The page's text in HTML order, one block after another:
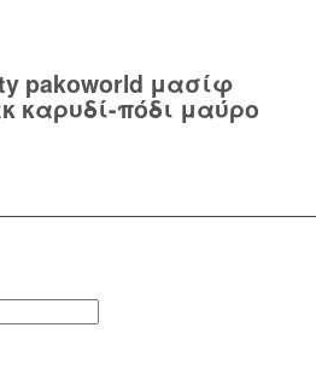
pakoworld μασίφ
καρυδί-πόδι μαύρο